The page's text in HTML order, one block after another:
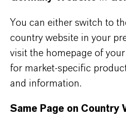
Nach Auswahl des
Download-Link.
Momentan sind keine
dieses Produkt vorhanden.
You can either switch to
country website in your
visit the homepage of
for market-specific
and information.
Same Page on Country